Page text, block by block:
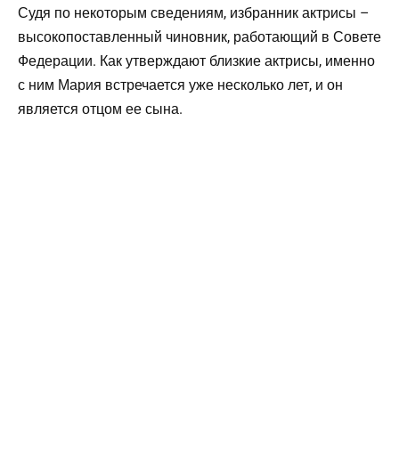
Судя по некоторым сведениям, избранник актрисы –
высокопоставленный чиновник, работающий в Совете
Федерации. Как утверждают близкие актрисы, именно
с ним Мария встречается уже несколько лет, и он
является отцом ее сына.